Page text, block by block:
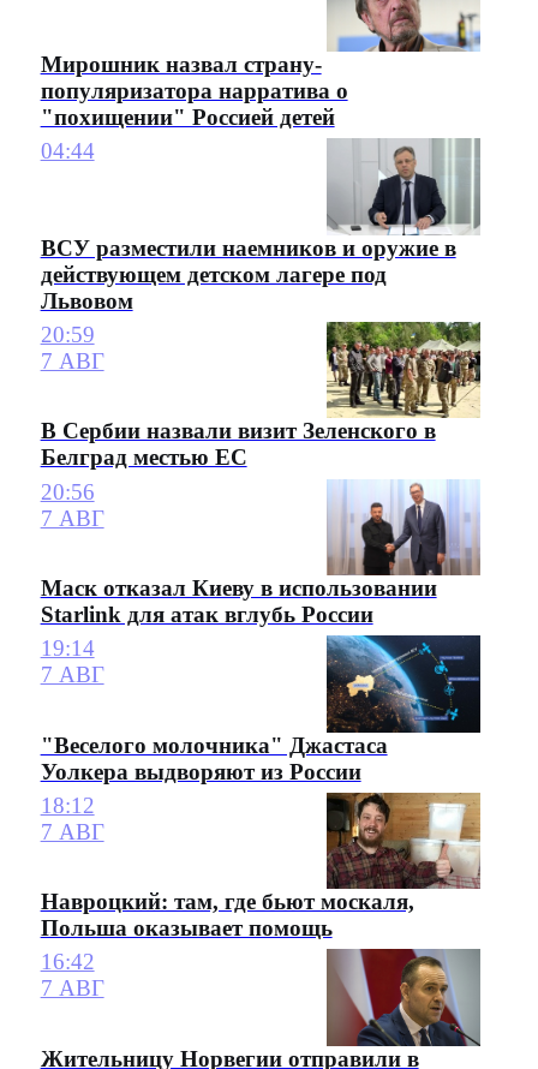
Мирошник назвал страну-
популяризатора нарратива о
"похищении" Россией детей
04:44
ВСУ разместили наемников и оружие в
действующем детском лагере под
Львовом
20:59
7 АВГ
В Сербии назвали визит Зеленского в
Белград местью ЕС
20:56
7 АВГ
Маск отказал Киеву в использовании
Starlink для атак вглубь России
19:14
7 АВГ
"Веселого молочника" Джастаса
Уолкера выдворяют из России
18:12
7 АВГ
Навроцкий: там, где бьют москаля,
Польша оказывает помощь
16:42
7 АВГ
Жительницу Норвегии отправили в